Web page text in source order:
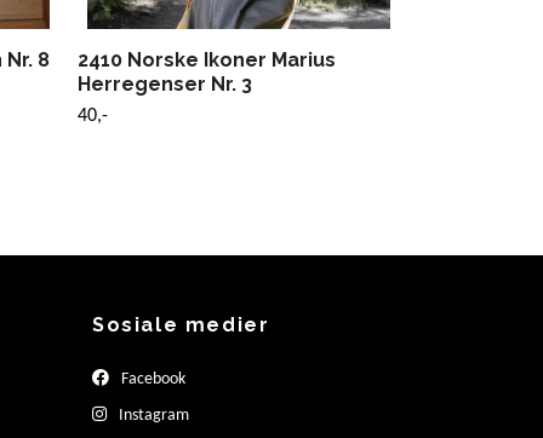
Nr. 8
2410 Norske Ikoner Marius
Herregenser Nr. 3
40,-
Sosiale medier
Facebook
Instagram